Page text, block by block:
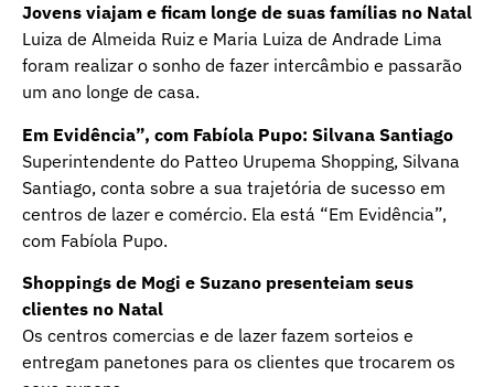
Jovens viajam e ficam longe de suas famílias no Natal
Luiza de Almeida Ruiz e Maria Luiza de Andrade Lima
foram realizar o sonho de fazer intercâmbio e passarão
um ano longe de casa.
Em Evidência”, com Fabíola Pupo: Silvana Santiago
Superintendente do Patteo Urupema Shopping, Silvana
Santiago, conta sobre a sua trajetória de sucesso em
centros de lazer e comércio. Ela está “Em Evidência”,
com Fabíola Pupo.
Shoppings de Mogi e Suzano presenteiam seus
clientes no Natal
Os centros comercias e de lazer fazem sorteios e
entregam panetones para os clientes que trocarem os